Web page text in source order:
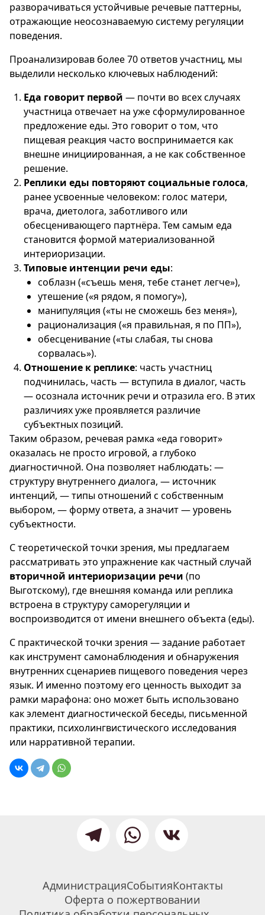
разворачиваться устойчивые речевые паттерны,
отражающие неосознаваемую систему регуляции
поведения.
Проанализировав более 70 ответов участниц, мы
выделили несколько ключевых наблюдений:
Еда говорит первой — почти во всех случаях
участница отвечает на уже сформулированное
предложение еды. Это говорит о том, что
пищевая реакция часто воспринимается как
внешне инициированная, а не как собственное
решение.
Реплики еды повторяют социальные голоса,
ранее усвоенные человеком: голос матери,
врача, диетолога, заботливого или
обесценивающего партнёра. Тем самым еда
становится формой материализованной
интериоризации.
Типовые интенции речи еды:
соблазн («съешь меня, тебе станет легче»),
утешение («я рядом, я помогу»),
манипуляция («ты не сможешь без меня»),
рационализация («я правильная, я по ПП»),
обесценивание («ты слабая, ты снова
сорвалась»).
Отношение к реплике: часть участниц
подчинилась, часть — вступила в диалог, часть
— осознала источник речи и отразила его. В этих
различиях уже проявляется различие
субъектных позиций.
Таким образом, речевая рамка «еда говорит»
оказалась не просто игровой, а глубоко
диагностичной. Она позволяет наблюдать: —
структуру внутреннего диалога, — источник
интенций, — типы отношений с собственным
выбором, — форму ответа, а значит — уровень
субъектности.
С теоретической точки зрения, мы предлагаем
рассматривать это упражнение как частный случай
вторичной интериоризации речи (по
Выготскому), где внешняя команда или реплика
встроена в структуру саморегуляции и
воспроизводится от имени внешнего объекта (еды).
С практической точки зрения — задание работает
как инструмент самонаблюдения и обнаружения
внутренних сценариев пищевого поведения через
язык. И именно поэтому его ценность выходит за
рамки марафона: оно может быть использовано
как элемент диагностической беседы, письменной
практики, психолингвистического исследования
или нарративной терапии.
АдминистрацияСобытияКонтакты
Оферта о пожертвовании